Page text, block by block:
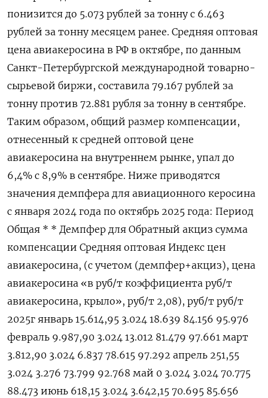
понизится до 5.073 рублей за тонну с 6.463
рублей за тонну месяцем ранее. Средняя оптовая
цена авиакеросина в РФ в октябре, по данным
Санкт-Петербургской международной товарно-
сырьевой биржи, составила 79.167 рублей за
тонну против 72.881 рубля за тонну в сентябре.
Таким образом, общий размер компенсации,
отнесенный к средней оптовой цене
авиакеросина на внутреннем рынке, упал до
6,4% с 8,9% в сентябре. Ниже приводятся
значения демпфера для авиационного керосина
с января 2024 года по октябрь 2025 года: Период
Общая * * Демпфер для Обратный акциз сумма
компенсации Средняя оптовая Индекс цен
авиакеросина, (с учетом (демпфер+акциз), цена
авиакеросина «в руб/т коэффициента руб/т
авиакеросина, крыло», руб/т 2,08), руб/т руб/т
2025г январь 15.614,95 3.024 18.639 84.156 95.976
февраль 9.987,90 3.024 13.012 81.479 97.661 март
3.812,90 3.024 6.837 78.615 97.292 апрель 251,55
3.024 3.276 73.799 92.768 май 0 3.024 3.024 70.775
88.473 июнь 618,15 3.024 3.642,15 70.695 85.656